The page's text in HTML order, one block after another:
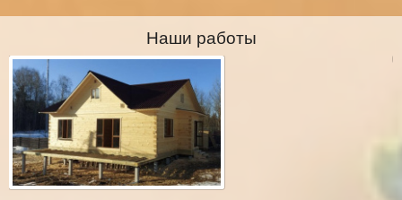
Наши работы